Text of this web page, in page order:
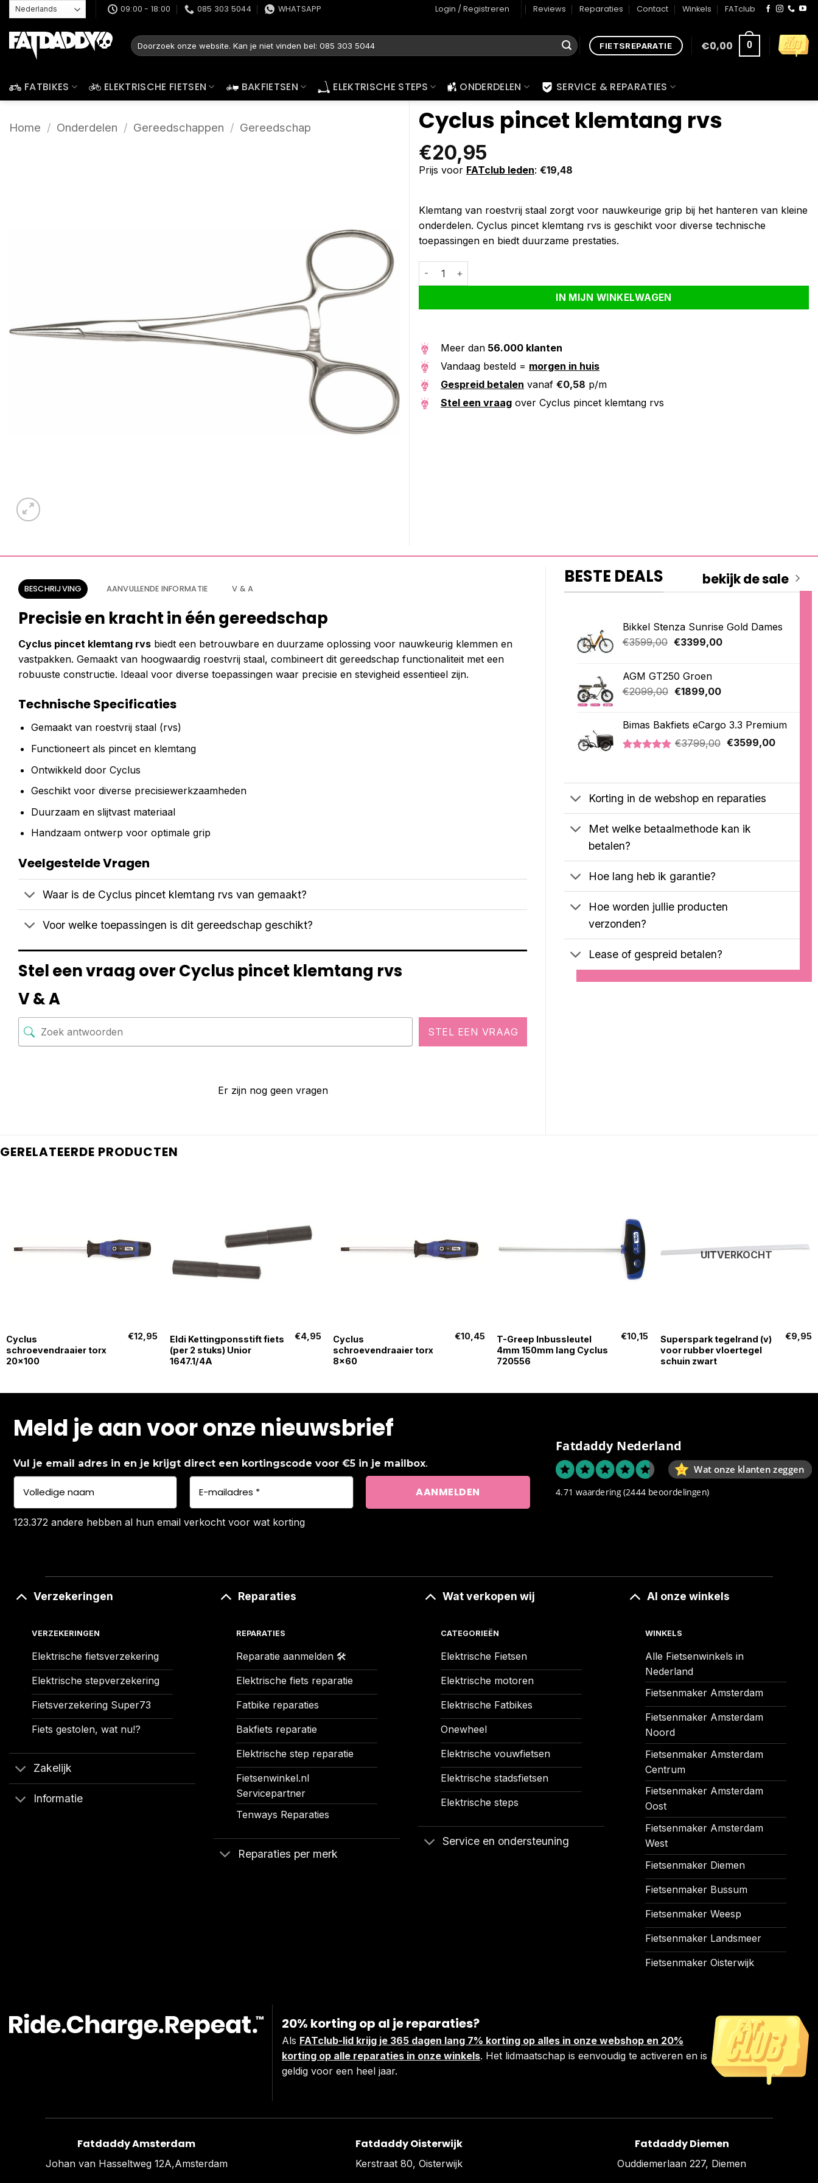
naar
inhoud
09:00 - 18:00 085 303 5044 WHATSAPP Login / Registreren Reviews Reparaties Contact Winkels FATclub
Zoeken
naar:
FIETSREPARATIE €0,00 0
FATBIKES ELEKTRISCHE FIETSEN BAKFIETSEN ELEKTRISCHE STEPS ONDERDELEN SERVICE & REPARATIES
Home / Onderdelen / Gereedschappen / Gereedschap Cyclus pincet klemtang rvs
€20,95
Prijs voor FATclub leden: €19,48
Klemtang van roestvrij staal zorgt voor nauwkeurige grip bij het hanteren van kleine
onderdelen. Cyclus pincet klemtang rvs is geschikt voor diverse technische
toepassingen en biedt duurzame prestaties.
Cyclus pincet klemtang rvs aantal
IN MIJN WINKELWAGEN
Alternative:
Meer dan 56.000 klanten
Vandaag besteld = morgen in huis
Gespreid betalen vanaf €0,58 p/m
Stel een vraag over Cyclus pincet klemtang rvs
BESCHRIJVING AANVULLENDE INFORMATIE V & A
Precisie en kracht in één gereedschap
Cyclus pincet klemtang rvs biedt een betrouwbare en duurzame oplossing voor nauwkeurig klemmen en
vastpakken. Gemaakt van hoogwaardig roestvrij staal, combineert dit gereedschap functionaliteit met een
robuuste constructie. Ideaal voor diverse toepassingen waar precisie en stevigheid essentieel zijn.
Technische Specificaties
Gemaakt van roestvrij staal (rvs)
Functioneert als pincet en klemtang
Ontwikkeld door Cyclus
Geschikt voor diverse precisiewerkzaamheden
Duurzaam en slijtvast materiaal
Handzaam ontwerp voor optimale grip
Veelgestelde Vragen
Waar is de Cyclus pincet klemtang rvs van gemaakt?
Voor welke toepassingen is dit gereedschap geschikt?
Stel een vraag over Cyclus pincet klemtang rvs
V & A
STEL EEN VRAAG
Er zijn nog geen vragen
BESTE DEALS bekijk de sale
Bikkel Stenza Sunrise Gold Dames
€3599,00 Oorspronkelijke
€3599,00.
€3399,00Huidige
AGM GT250 Groen
€2099,00 Oorspronkelijke
€2099,00.
€1899,00Huidige
€1899,00.
Bimas Bakfiets eCargo 3.3 Premium
klantbeoordelingen
€3799,00 Oorspronkelijke
€3599,00Huidige
Korting in de webshop en reparaties
Met welke betaalmethode kan ik
betalen?
Hoe lang heb ik garantie?
Hoe worden jullie producten
verzonden?
Lease of gespreid betalen?
GERELATEERDE PRODUCTEN
Cyclus
schroevendraaier torx
20×100
€12,95
Eldi Kettingponsstift fiets
(per 2 stuks) Unior
1647.1/4A
€4,95
Cyclus
schroevendraaier torx
8×60
€10,45
T-Greep Inbussleutel
4mm 150mm lang Cyclus
720556
€10,15
UITVERKOCHT
Superspark tegelrand (v)
voor rubber vloertegel
schuin zwart
€9,95
Meld je aan voor onze nieuwsbrief
Vul je email adres in en je krijgt direct een kortingscode voor €5 in je mailbox.
123.372 andere hebben al hun email verkocht voor wat korting
Fatdaddy Nederland
Wat onze klanten zeggen
4.71 waardering (2444 beoordelingen)
Verzekeringen
VERZEKERINGEN
Elektrische fietsverzekering
Elektrische stepverzekering
Fietsverzekering Super73
Fiets gestolen, wat nu!?
Zakelijk
Informatie
Reparaties
REPARATIES
Reparatie aanmelden 🛠️
Elektrische fiets reparatie
Fatbike reparaties
Bakfiets reparatie
Elektrische step reparatie
Fietsenwinkel.nl
Servicepartner
Tenways Reparaties
Reparaties per merk
Wat verkopen wij
CATEGORIEËN
Elektrische Fietsen
Elektrische motoren
Elektrische Fatbikes
Onewheel
Elektrische vouwfietsen
Elektrische stadsfietsen
Elektrische steps
Service en ondersteuning
Al onze winkels
WINKELS
Alle Fietsenwinkels in
Nederland
Fietsenmaker Amsterdam
Fietsenmaker Amsterdam
Noord
Fietsenmaker Amsterdam
Centrum
Fietsenmaker Amsterdam
Oost
Fietsenmaker Amsterdam
West
Fietsenmaker Diemen
Fietsenmaker Bussum
Fietsenmaker Weesp
Fietsenmaker Landsmeer
Fietsenmaker Oisterwijk
20% korting op al je reparaties?
Als FATclub-lid krijg je 365 dagen lang 7% korting op alles in onze webshop en 20%
korting op alle reparaties in onze winkels. Het lidmaatschap is eenvoudig te activeren en is
geldig voor een heel jaar.
Fatdaddy Amsterdam
Johan van Hasseltweg 12A,Amsterdam
Fatdaddy Oisterwijk
Kerstraat 80, Oisterwijk
Fatdaddy Diemen
Ouddiemerlaan 227, Diemen